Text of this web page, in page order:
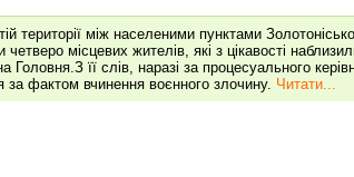
території між населеними пунктами
місцевих жителів, які з цікавості
Головня.З її слів, наразі за процесуального
за фактом вчинення воєнного злочину. Читати...